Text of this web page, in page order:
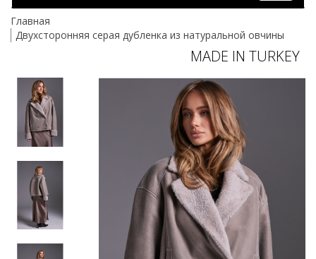
Главная
Двухсторонняя серая дубленка из натуральной овчины
MADE IN TURKEY